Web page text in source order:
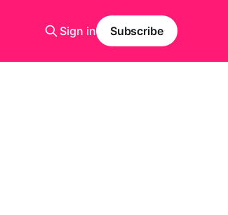
Sign in Subscribe